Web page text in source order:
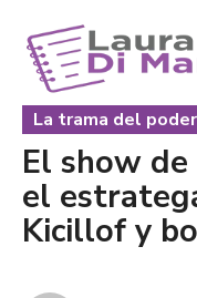
La trama del poder
El show
el
Kicillof y